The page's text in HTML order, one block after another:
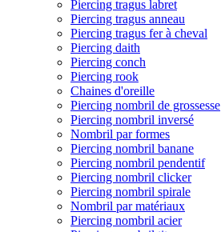
Piercing tragus labret
Piercing tragus anneau
Piercing tragus fer à cheval
Piercing daith
Piercing conch
Piercing rook
Chaines d'oreille
Piercing nombril de grossesse
Piercing nombril inversé
Nombril par formes
Piercing nombril banane
Piercing nombril pendentif
Piercing nombril clicker
Piercing nombril spirale
Nombril par matériaux
Piercing nombril acier